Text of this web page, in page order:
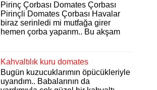
Pirinç Çorbası Domates Çorbası
Pirinçli Domates Çorbası Havalar
biraz serinledi mi mutfağa girer
hemen çorba yaparım.. Bu akşam
Kahvaltılık kuru domates
Bugün kuzucuklarımın öpücükleriyle
uyandım.. Babalarının da